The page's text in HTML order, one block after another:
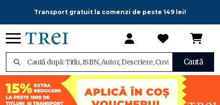
Transport gratuit la comenzi de peste 149 lei!
Caută